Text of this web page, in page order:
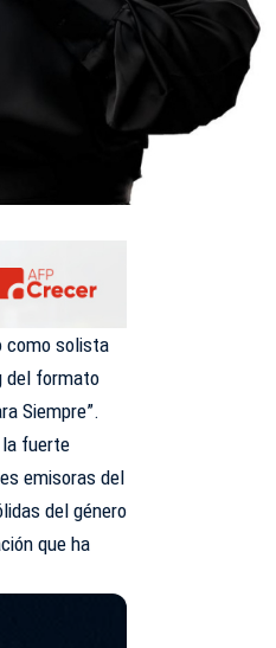
como solista
del formato
Siempre”.
la fuerte
emisoras del
del género
que ha